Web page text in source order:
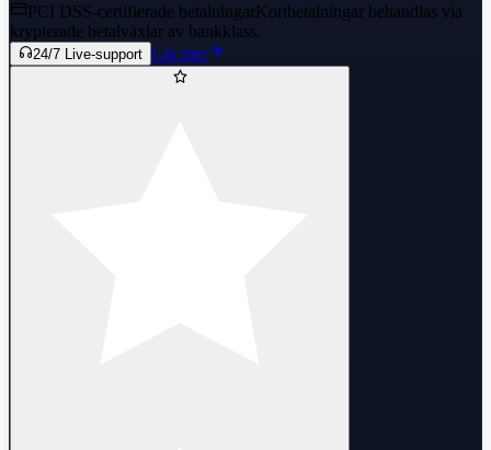
PCI DSS-certifierade betalningarKortbetalningar behandlas via
krypterade betalväxlar av bankklass.
24/7 Live-support Läs mer